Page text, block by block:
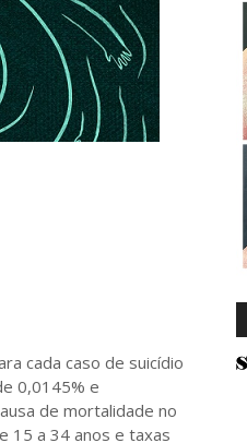
cada caso de suicídio
0,0145% e
de mortalidade no
15 a 34 anos e taxas